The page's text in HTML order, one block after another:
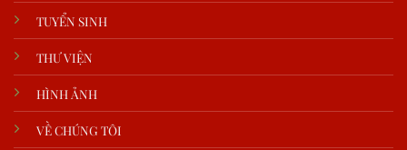
TUYỂN SINH
THƯ VIỆN
HÌNH ẢNH
VỀ CHÚNG TÔI